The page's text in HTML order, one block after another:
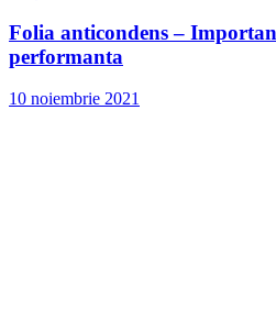
Folia anticondens –
performanta
10 noiembrie 2021